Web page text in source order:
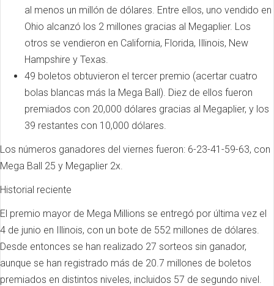
al menos un millón de dólares. Entre ellos, uno vendido en
Ohio alcanzó los 2 millones gracias al Megaplier. Los
otros se vendieron en California, Florida, Illinois, New
Hampshire y Texas.
49 boletos obtuvieron el tercer premio (acertar cuatro
bolas blancas más la Mega Ball). Diez de ellos fueron
premiados con 20,000 dólares gracias al Megaplier, y los
39 restantes con 10,000 dólares.
Los números ganadores del viernes fueron: 6-23-41-59-63, con
Mega Ball 25 y Megaplier 2x.
Historial reciente
El premio mayor de Mega Millions se entregó por última vez el
4 de junio en Illinois, con un bote de 552 millones de dólares.
Desde entonces se han realizado 27 sorteos sin ganador,
aunque se han registrado más de 20.7 millones de boletos
premiados en distintos niveles, incluidos 57 de segundo nivel.